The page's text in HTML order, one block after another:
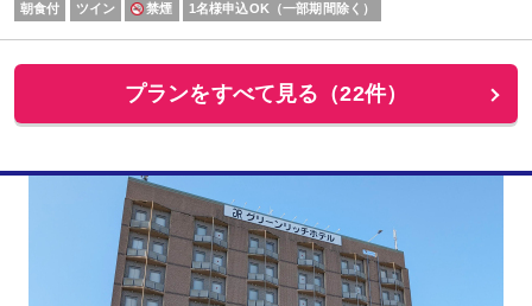
朝食付
ツイン 禁煙 1名様申込OK（一部期間除く）
プランをすべて見る（22件）